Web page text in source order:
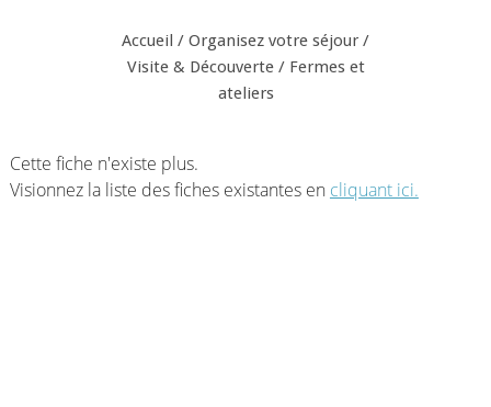
Accueil / Organisez votre séjour /
Visite & Découverte/ Fermes et
ateliers
Cette fiche n'existe plus.
Visionnez la liste des fiches existantes en cliquant ici.